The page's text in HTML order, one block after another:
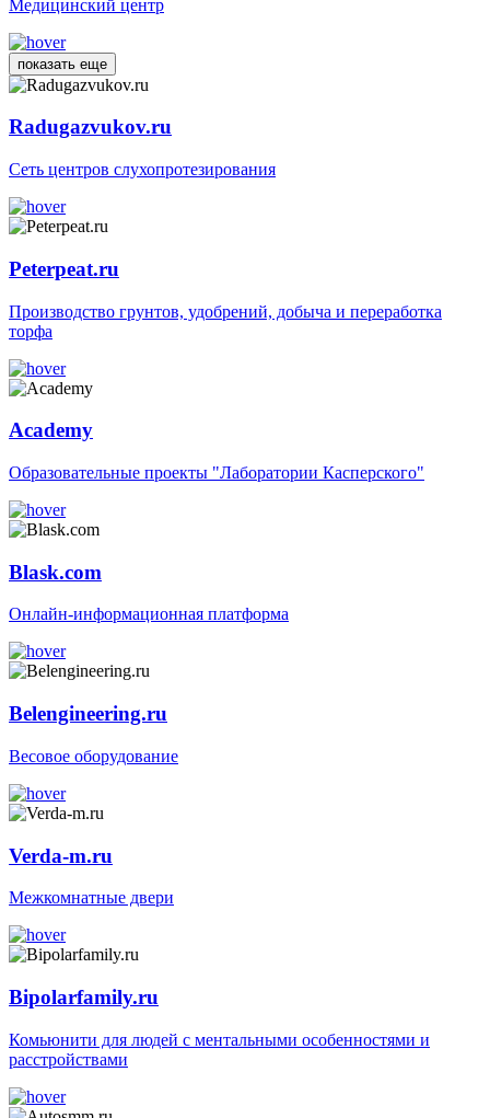
Медицинский центр
показать еще
Radugazvukov.ru
Сеть центров слухопротезирования
Peterpeat.ru
Производство грунтов, удобрений, добыча и переработка
торфа
Academy
Образовательные проекты "Лаборатории Касперского"
Blask.com
Онлайн-информационная платформа
Belengineering.ru
Весовое оборудование
Verda-m.ru
Межкомнатные двери
Bipolarfamily.ru
Комьюнити для людей с ментальными особенностями и
расстройствами